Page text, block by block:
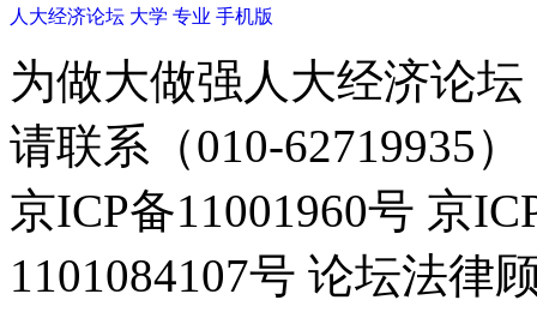
人大经济论坛 大学 专业 手机版
为做大做强人大经济论
请联系（010-62719935）
京ICP备11001960号 京
1101084107号 论坛法律